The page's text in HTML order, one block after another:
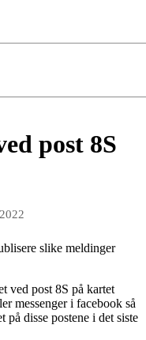
post 8S
slike meldinger
ved post 8S på kartet
messenger i facebook så
disse postene i det siste